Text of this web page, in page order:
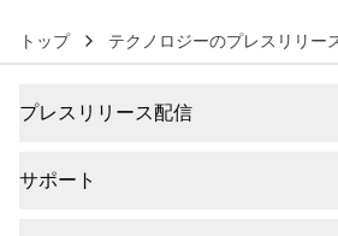
トップ テクノロジーのプレスリリー
プレスリリース配信
サポート